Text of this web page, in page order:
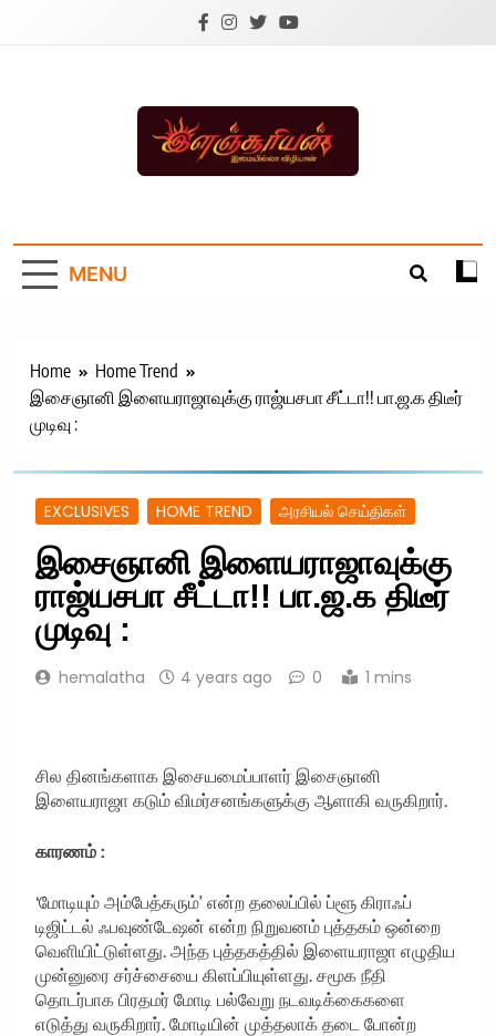
Tamil News |
Health | Tamil
Technology |
Sports News
MENU
Home
Home Trend
இசைஞானி இளையராஜாவுக்கு ராஜ்யசபா சீட்டா!! பா.ஜ.க திடீர்
முடிவு :
EXCLUSIVES HOME TREND அரசியல் செய்திகள்
இசைஞானி இளையராஜாவுக்கு
ராஜ்யசபா சீட்டா!! பா.ஜ.க திடீர்
முடிவு :
hemalatha 4 years ago 0 1 mins
சில தினங்களாக இசையமைப்பாளர் இசைஞானி
இளையராஜா கடும் விமர்சனங்களுக்கு ஆளாகி வருகிறார்.
காரணம் :
‘மோடியும் அம்பேத்கரும்’ என்ற தலைப்பில் ப்ளூ கிராஃப்
டிஜிட்டல் ஃபவுண்டேஷன் என்ற நிறுவனம் புத்தகம் ஒன்றை
வெளியிட்டுள்ளது. அந்த புத்தகத்தில் இளையராஜா எழுதிய
முன்னுரை சர்ச்சையை கிளப்பியுள்ளது. சமூக நீதி
தொடர்பாக பிரதமர் மோடி பல்வேறு நடவடிக்கைகளை
எடுத்து வருகிறார். மோடியின் முத்தலாக் தடை போன்ற